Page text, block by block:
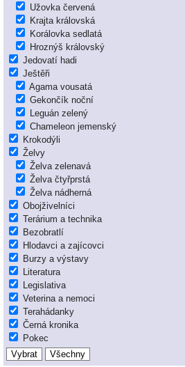
Užovka červená
Krajta královská
Korálovka sedlatá
Hroznýš královský
Jedovatí hadi
Ještěři
Agama vousatá
Gekončík noční
Leguán zelený
Chameleon jemenský
Krokodýli
Želvy
Želva zelenavá
Želva čtyřprstá
Želva nádherná
Obojživelníci
Terárium a technika
Bezobratlí
Hlodavci a zajícovci
Burzy a výstavy
Literatura
Legislativa
Veterina a nemoci
Terahádanky
Černá kronika
Pokec